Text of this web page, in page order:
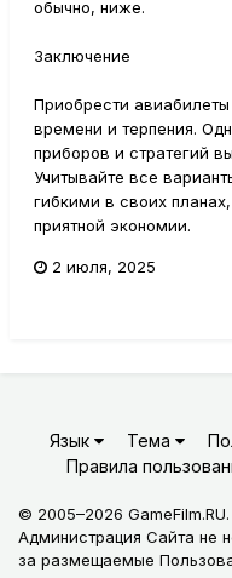
обычно, ниже.
Заключение
Приобрести
времени и терпения.
приборов и стратегий
Учитывайте все
гибкими в своих
приятной экономии.
2 июля, 2025
Язык Тема
Правила
© 2005–2026
Администрация Сайта не
за размещаемые